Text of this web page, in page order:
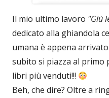
Il mio ultimo lavoro "Giù
dedicato alla ghiandola
umana è appena
subito si piazza al primo
libri più venduti!!!
Beh, che dire? Oltre a